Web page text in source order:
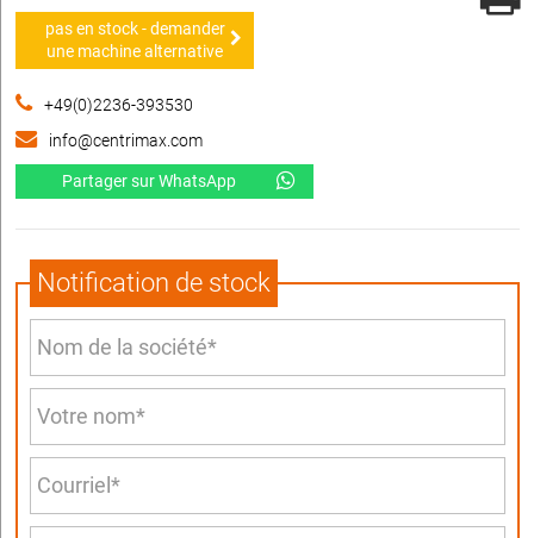
pas en stock - demander
une machine alternative
+49(0)2236-393530
info@centrimax.com
Partager sur WhatsApp
Notification de stock